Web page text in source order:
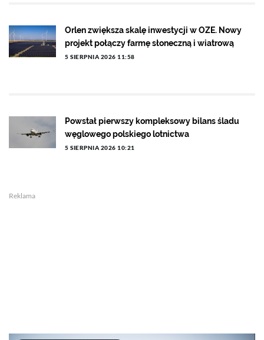
Orlen zwiększa skalę inwestycji w OZE. Nowy
projekt połączy farmę słoneczną i wiatrową
5 SIERPNIA 2026 11:58
Powstał pierwszy kompleksowy bilans śladu
węglowego polskiego lotnictwa
5 SIERPNIA 2026 10:21
Reklama